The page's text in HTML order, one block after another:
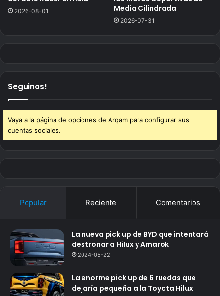
2026-08-01
Media Cilindrada
2026-07-31
Seguinos!
Vaya a la página de opciones de Arqam para configurar sus
cuentas sociales.
Popular Reciente Comentarios
La nueva pick up de BYD que intentará
destronar a Hilux y Amarok
2024-05-22
La enorme pick up de 6 ruedas que
dejaría pequeña a la Toyota Hilux